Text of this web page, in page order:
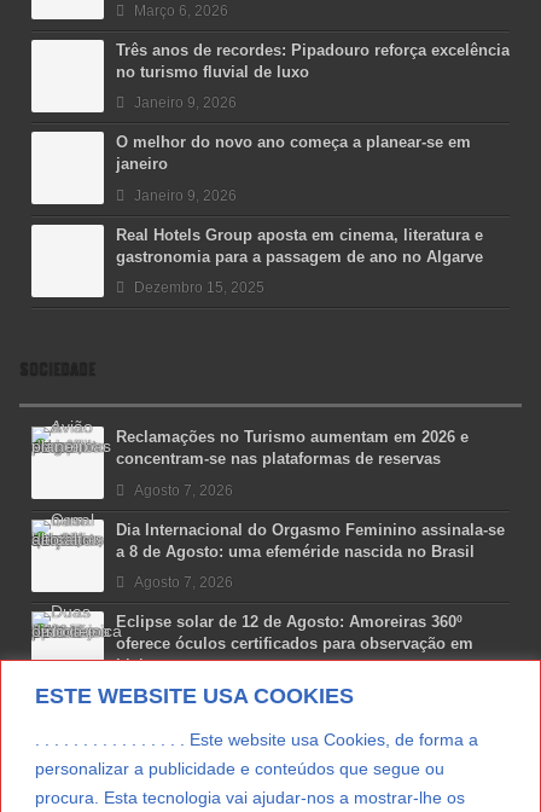
ESTE WEBSITE USA COOKIES
. . . . . . . . . . . . . . . . Este website usa Cookies, de forma a
personalizar a publicidade e conteúdos que segue ou
procura. Esta tecnologia vai ajudar-nos a mostrar-lhe os
Março 6, 2026
Três anos de recordes: Pipadouro reforça excelência
no turismo fluvial de luxo
Janeiro 9, 2026
O melhor do novo ano começa a planear-se em
janeiro
Janeiro 9, 2026
Real Hotels Group aposta em cinema, literatura e
gastronomia para a passagem de ano no Algarve
Dezembro 15, 2025
SOCIEDADE
Reclamações no Turismo aumentam em 2026 e
concentram-se nas plataformas de reservas
Agosto 7, 2026
Dia Internacional do Orgasmo Feminino assinala-se
a 8 de Agosto: uma efeméride nascida no Brasil
Agosto 7, 2026
Eclipse solar de 12 de Agosto: Amoreiras 360º
oferece óculos certificados para observação em
Lisboa
Agosto 7, 2026
Lua Afonso vence prémio internacional de liderança
Agosto 7, 2026